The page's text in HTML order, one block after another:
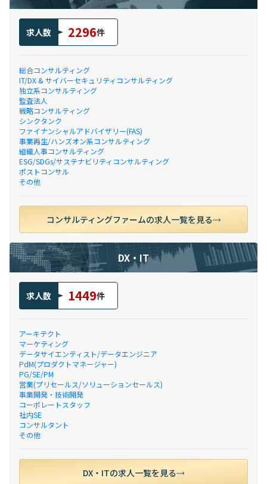
求人数 2296件
総合コンサルティング
IT/DX & サイバーセキュリティコンサルティング
独立系コンサルティング
監査法人
戦略コンサルティング
シンクタンク
ファイナンシャルアドバイザリー(FAS)
事業再生/ハンズオン系コンサルティング
組織人事コンサルティング
ESG/SDGs/サステナビリティコンサルティング
ポストコンサル
その他
コンサルティングファームの求人一覧を見る
DX・IT
求人数 1449件
アーキテクト
マーケティング
データサイエンティスト/データエンジニア
PdM(プロダクトマネージャー)
PG/SE/PM
営業(プリセールス/ソリューションセールス)
事業開発・技術開発
コーポレートスタッフ
社内SE
コンサルタント
その他
DX・ITの求人一覧を見る